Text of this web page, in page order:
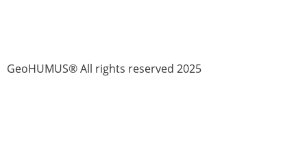
GeoHUMUS® All rights reserved 2025